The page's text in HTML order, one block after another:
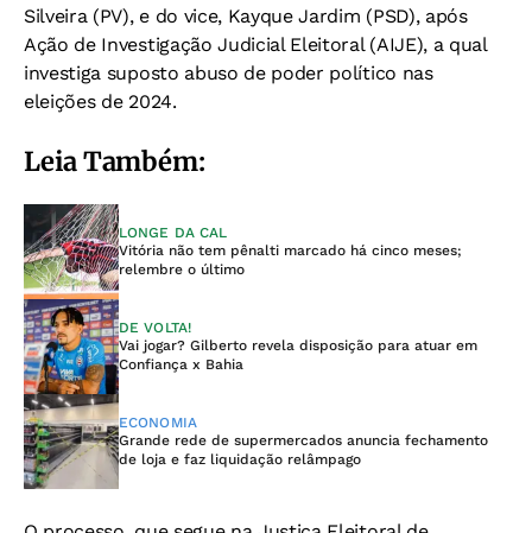
Silveira (PV), e do vice, Kayque Jardim (PSD), após
Ação de Investigação Judicial Eleitoral (AIJE), a qual
investiga suposto abuso de poder político nas
eleições de 2024.
Leia Também:
LONGE DA CAL
Vitória não tem pênalti marcado há cinco meses;
relembre o último
DE VOLTA!
Vai jogar? Gilberto revela disposição para atuar em
Confiança x Bahia
ECONOMIA
Grande rede de supermercados anuncia fechamento
de loja e faz liquidação relâmpago